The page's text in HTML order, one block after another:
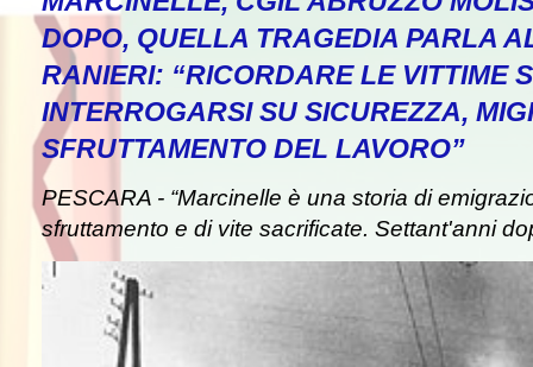
DOPO, QUELLA TRAGEDIA PARLA
RANIERI: “RICORDARE LE VITTIME
INTERROGARSI SU SICUREZZA,
SFRUTTAMENTO DEL LAVORO”
PESCARA - “Marcinelle è una storia di
sfruttamento e di vite sacrificate. Settant'anni